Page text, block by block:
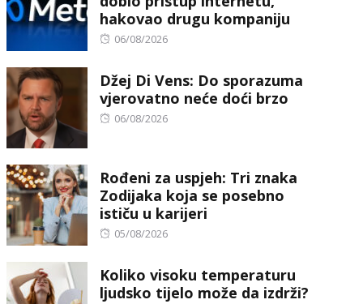
hakovao drugu kompaniju
Posted
06/08/2026
Džej Di Vens: Do sporazuma
vjerovatno neće doći brzo
Posted
06/08/2026
Rođeni za uspjeh: Tri znaka
Zodijaka koja se posebno
ističu u karijeri
Posted
05/08/2026
Koliko visoku temperaturu
ljudsko tijelo može da izdrži?